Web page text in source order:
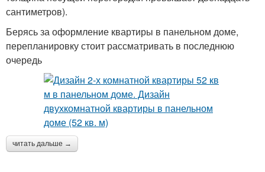
сантиметров).
Берясь за оформление квартиры в панельном доме,
перепланировку стоит рассматривать в последнюю
очередь
читать дальше →